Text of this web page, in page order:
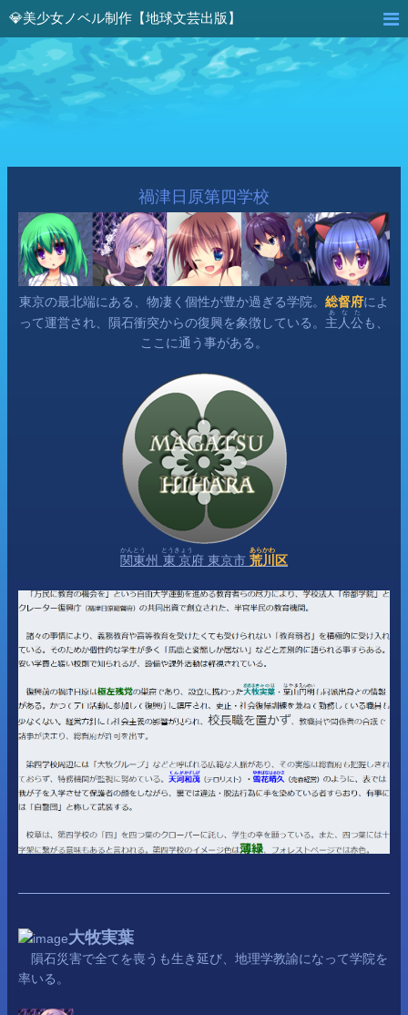
💎美少女ノベル制作【地球文芸出版】
禍津日原第四学校
東京の最北端にある、物凄く個性が豊か過ぎる学院。 総督府によ
って運営され、隕石衝突からの復興を象徴している。 主人公
あなた
も、
ここに通う事がある。
関東
かんとう
州 東京
とうきょう
府 東京市 荒川
あらかわ
区
大牧実葉
隕石災害で全てを喪うも生き延び、地理学教諭になって学院を
率いる。